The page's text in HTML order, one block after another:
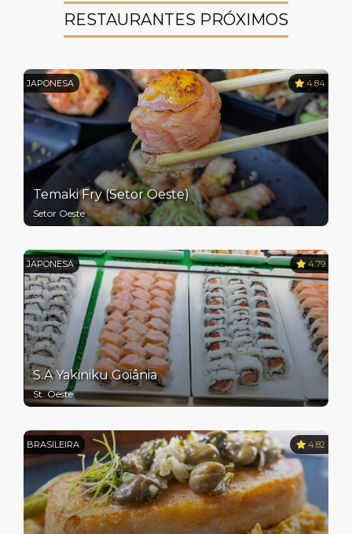
RESTAURANTES PRÓXIMOS
JAPONESA 4.84
Temaki Fry (Setor Oeste)
Setor Oeste
JAPONESA 4.79
S.A Yakiniku Goiânia
St. Oeste
BRASILEIRA 4.82